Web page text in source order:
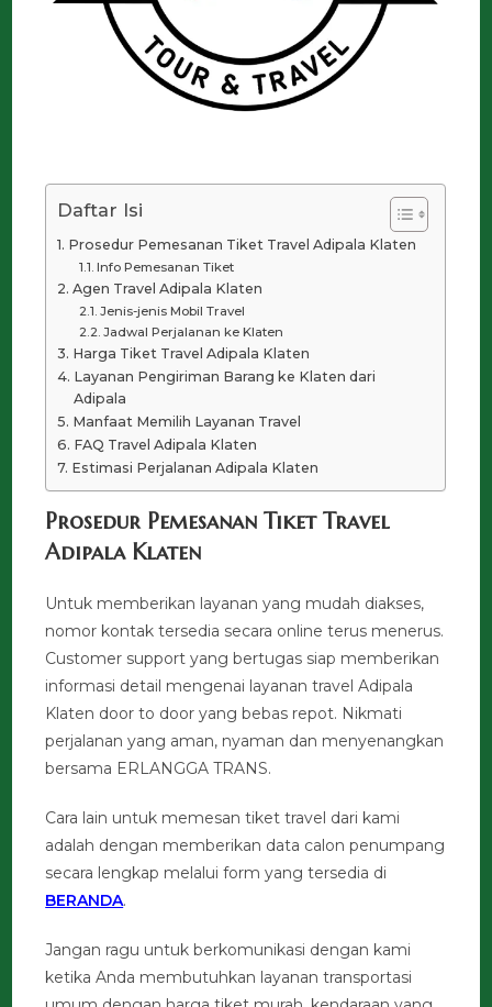
Daftar Isi
Prosedur Pemesanan Tiket Travel Adipala Klaten
Info Pemesanan Tiket
Agen Travel Adipala Klaten
Jenis-jenis Mobil Travel
Jadwal Perjalanan ke Klaten
Harga Tiket Travel Adipala Klaten
Layanan Pengiriman Barang ke Klaten dari
Adipala
Manfaat Memilih Layanan Travel
FAQ Travel Adipala Klaten
Estimasi Perjalanan Adipala Klaten
Prosedur Pemesanan Tiket Travel
Adipala Klaten
Untuk memberikan layanan yang mudah diakses,
nomor kontak tersedia secara online terus menerus.
Customer support yang bertugas siap memberikan
informasi detail mengenai layanan travel Adipala
Klaten door to door yang bebas repot. Nikmati
perjalanan yang aman, nyaman dan menyenangkan
bersama ERLANGGA TRANS.
Cara lain untuk memesan tiket travel dari kami
adalah dengan memberikan data calon penumpang
secara lengkap melalui form yang tersedia di
BERANDA.
Jangan ragu untuk berkomunikasi dengan kami
ketika Anda membutuhkan layanan transportasi